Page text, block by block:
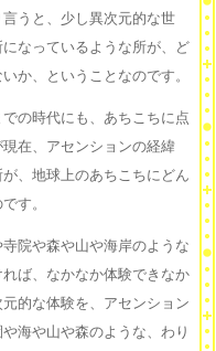
うと、少し異次元的な世
なっているような所が、ど
か、ということなのです。
の時代にも、あちこちに点
在、アセンションの経緯
、地球上のあちこちにどん
す。
院や森や山や海岸のような
ば、なかなか体験できなか
的な体験を、アセンション
海や山や森のような、わり